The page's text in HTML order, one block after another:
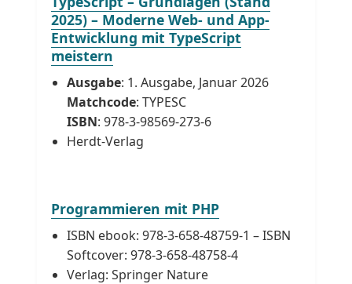
2025) – Moderne Web- und App-
Entwicklung mit TypeScript
meistern
Ausgabe: 1. Ausgabe, Januar 2026
Matchcode: TYPESC
ISBN: 978-3-98569-273-6
Herdt-Verlag
Programmieren mit PHP
ISBN ebook: 978-3-658-48759-1 – ISBN
Softcover: 978-3-658-48758-4
Verlag: Springer Nature